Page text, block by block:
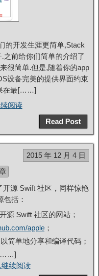
的开发生涯更简单,Stack
之前给你们简单的介绍了
很简单.但是,随着你的app
设备完美的提供界面约束
在最[……]
阅读
Read Post
2015 年 12 月 4 日
源 Swift 社区，同样惊艳
包括：
Swift 社区的网站；
apple；
简单地分享和编译代码；
继续阅读